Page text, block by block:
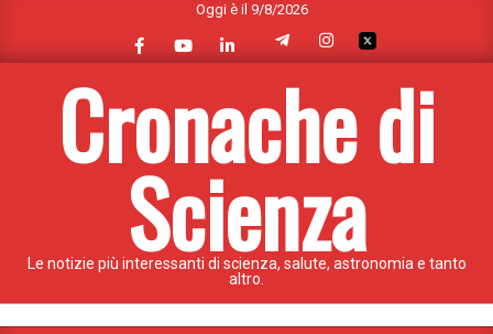
content
Oggi è il 9/8/2026
Cronache di
Scienza
Le notizie più interessanti di scienza, salute, astronomia e tanto
altro.